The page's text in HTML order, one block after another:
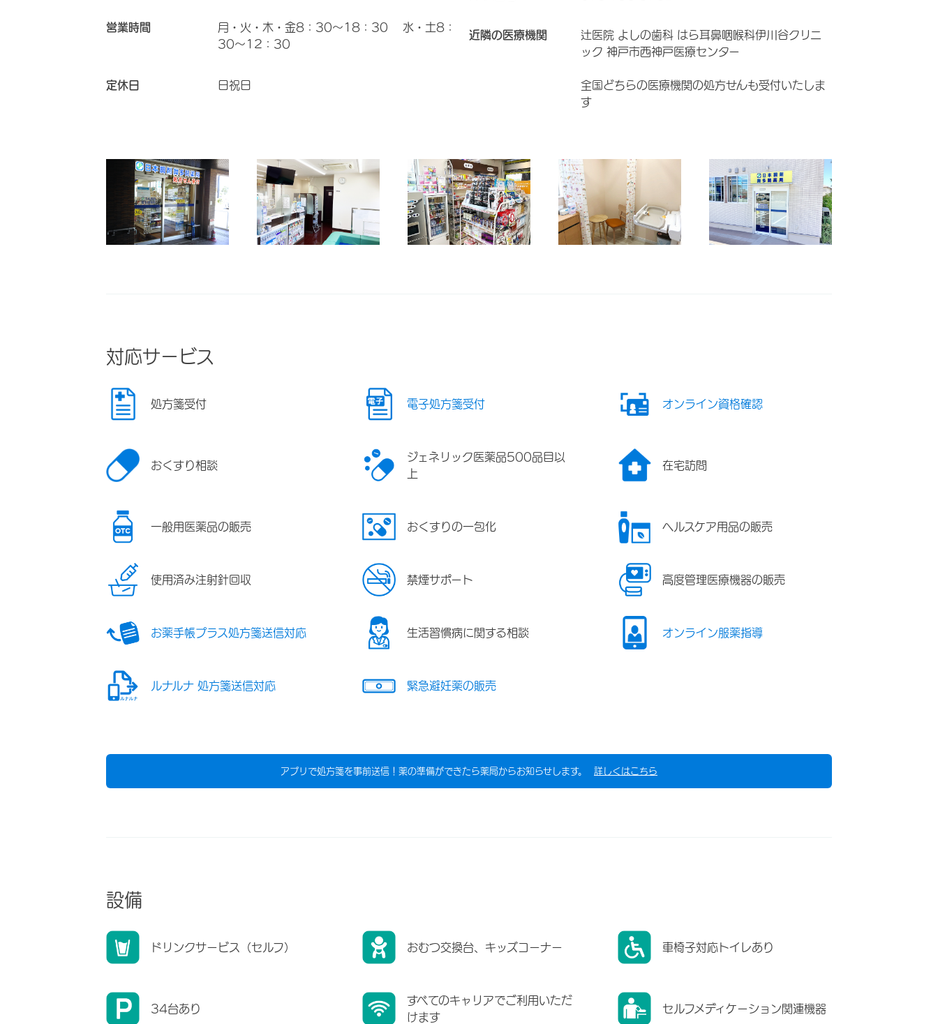
営業時間
月・火・木・金8：30～18：30 水・土8：
30～12：30
定休日 日祝日
近隣の医療機関
辻医院 よしの歯科 はら耳鼻咽喉科伊川谷クリニ
ック 神戸市西神戸医療センター
全国どちらの医療機関の処方せんも受付いたしま
す
対応サービス
処方箋受付 電子処方箋受付 オンライン資格確認
おくすり相談
ジェネリック医薬品500品目以
上
在宅訪問
一般用医薬品の販売 おくすりの一包化 ヘルスケア用品の販売
使用済み注射針回収 禁煙サポート 高度管理医療機器の販売
お薬手帳プラス処方箋送信対応 生活習慣病に関する相談 オンライン服薬指導
ルナルナ 処方箋送信対応 緊急避妊薬の販売
アプリで処方箋を事前送信！薬の準備ができたら薬局からお知らせします。 詳しくはこちら
設備
ドリンクサービス（セルフ） おむつ交換台、キッズコーナー 車椅子対応トイレあり
34台あり
すべてのキャリアでご利用いただ
けます
セルフメディケーション関連機器